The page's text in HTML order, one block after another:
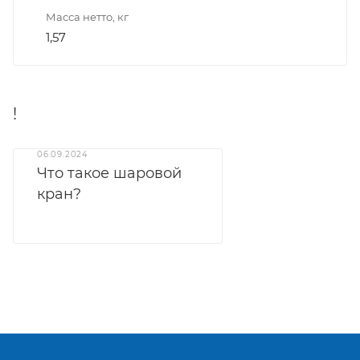
Масса нетто, кг
1,57
!
06.09.2024
Что такое шаровой
кран?